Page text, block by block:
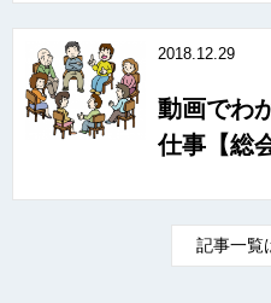
2018.12.29
動画でわ
仕事【総
記事一覧